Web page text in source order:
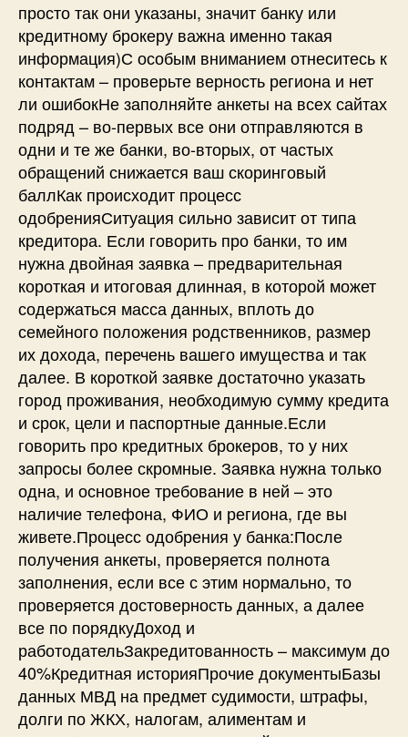
просто так они указаны, значит банку или
кредитному брокеру важна именно такая
информация)С особым вниманием отнеситесь к
контактам – проверьте верность региона и нет
ли ошибокНе заполняйте анкеты на всех сайтах
подряд – во-первых все они отправляются в
одни и те же банки, во-вторых, от частых
обращений снижается ваш скоринговый
баллКак происходит процесс
одобренияСитуация сильно зависит от типа
кредитора. Если говорить про банки, то им
нужна двойная заявка – предварительная
короткая и итоговая длинная, в которой может
содержаться масса данных, вплоть до
семейного положения родственников, размер
их дохода, перечень вашего имущества и так
далее. В короткой заявке достаточно указать
город проживания, необходимую сумму кредита
и срок, цели и паспортные данные.Если
говорить про кредитных брокеров, то у них
запросы более скромные. Заявка нужна только
одна, и основное требование в ней – это
наличие телефона, ФИО и региона, где вы
живете.Процесс одобрения у банка:После
получения анкеты, проверяется полнота
заполнения, если все с этим нормально, то
проверяется достоверность данных, а далее
все по порядкуДоход и
работодательЗакредитованность – максимум до
40%Кредитная историяПрочие документыБазы
данных МВД на предмет судимости, штрафы,
долги по ЖКХ, налогам, алиментам и